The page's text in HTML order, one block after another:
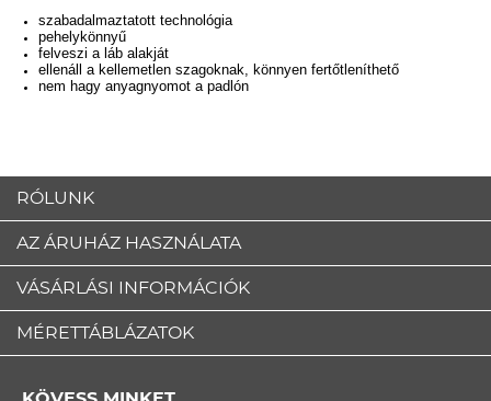
szabadalmaztatott technológia
pehelykönnyű
felveszi a láb alakját
ellenáll a kellemetlen szagoknak, könnyen fertőtleníthető
nem hagy anyagnyomot a padlón
RÓLUNK
AZ ÁRUHÁZ HASZNÁLATA
VÁSÁRLÁSI INFORMÁCIÓK
MÉRETTÁBLÁZATOK